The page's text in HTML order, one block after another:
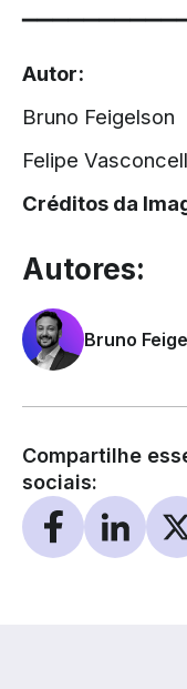
Autor:
Bruno Feigelson
Felipe
Créditos da
Autores:
Bruno
Compartilhe
sociais: